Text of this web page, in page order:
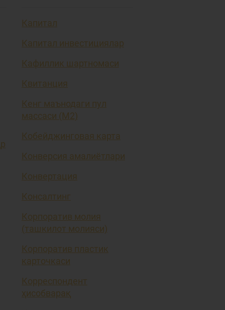
Капитал
Капитал инвестициялар
Кафиллик шартномаси
Квитанция
Кенг маънодаги пул
массаси (М2)
Кобейджинговая карта
Конверсия амалиётлари
Конвертация
Консалтинг
Корпоратив молия
(ташкилот молияси)
Корпоратив пластик
карточкаси
Корреспондент
ҳисобварақ